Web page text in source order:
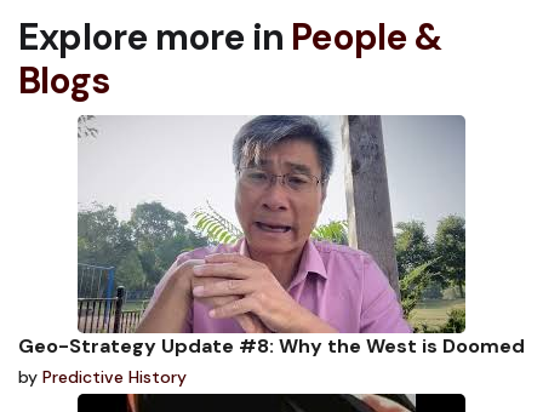
Explore more in People &
Blogs
Geo-Strategy Update #8: Why the West is Doomed
by Predictive History